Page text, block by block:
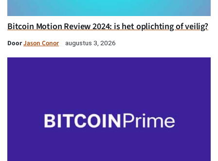
Bitcoin Motion Review 2024: is het oplichting of veilig?
DoorJason Conor augustus 3, 2026